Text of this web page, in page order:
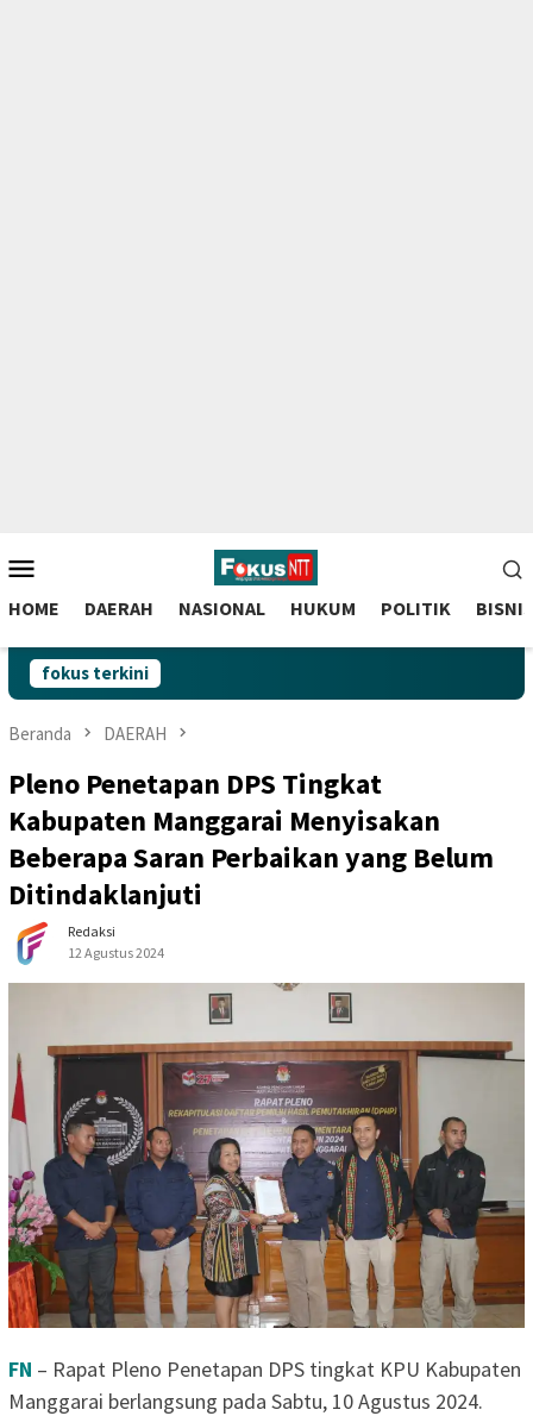
to
contentMobile
HOME DAERAH NASIONAL HUKUM POLITIK BISNIS
fokus terkini
Beranda DAERAH
Pleno Penetapan DPS Tingkat
Kabupaten Manggarai Menyisakan
Beberapa Saran Perbaikan yang Belum
Ditindaklanjuti
Redaksi
12 Agustus 2024
FN – Rapat Pleno Penetapan DPS tingkat KPU Kabupaten
Manggarai berlangsung pada Sabtu, 10 Agustus 2024.